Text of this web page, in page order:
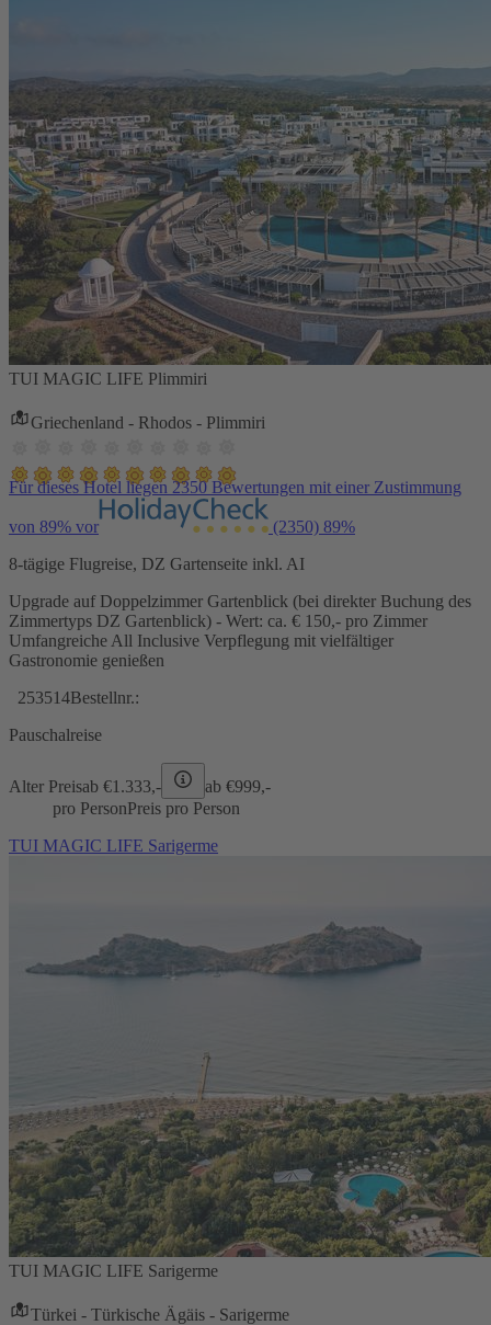
TUI MAGIC LIFE Plimmiri
Griechenland - Rhodos - Plimmiri
Für dieses Hotel liegen 2350 Bewertungen mit einer Zustimmung
von 89% vor (2350) 89%
8-tägige Flugreise, DZ Gartenseite inkl. AI
Upgrade auf Doppelzimmer Gartenblick (bei direkter Buchung des
Zimmertyps DZ Gartenblick) - Wert: ca. € 150,- pro Zimmer
Umfangreiche All Inclusive Verpflegung mit vielfältiger
Gastronomie genießen
253514Bestellnr.:
Pauschalreise
Alter Preisab €1.333,- ab €999,-
pro PersonPreis pro Person
TUI MAGIC LIFE Sarigerme
TUI MAGIC LIFE Sarigerme
Türkei - Türkische Ägäis - Sarigerme